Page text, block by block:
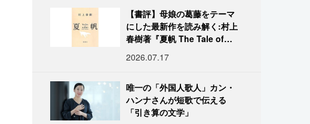
【書評】母娘の葛藤をテーマ
にした最新作を読み解く:村上
春樹著『夏帆 The Tale of
2026.07.17
唯一の「外国人歌人」カン・
ハンナさんが短歌で伝える
「引き算の文学」